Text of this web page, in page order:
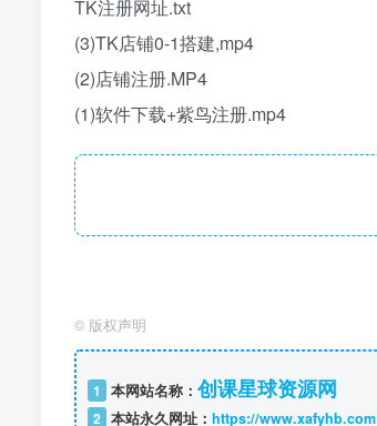
TK注册网址.txt
(3)TK店铺0-1搭建,mp4
(2)店铺注册.MP4
(1)软件下载+紫鸟注册.mp4
© 版权声明
1 本网站名称： 创课星球资源网
2 本站永久网址： https://www.xafyhb.com